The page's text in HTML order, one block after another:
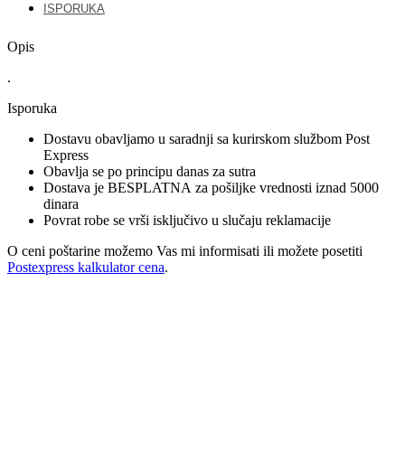
ISPORUKA
Opis
.
Isporuka
Dostavu obavljamo u saradnji sa kurirskom službom Post
Express
Obavlja se po principu danas za sutra
Dostava je BESPLATNA za pošiljke vrednosti iznad 5000
dinara
Povrat robe se vrši isključivo u slučaju reklamacije
O ceni poštarine možemo Vas mi informisati ili možete posetiti
Postexpress kalkulator cena.